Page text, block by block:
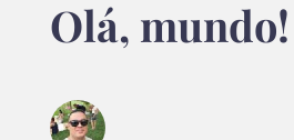
Olá, mundo!